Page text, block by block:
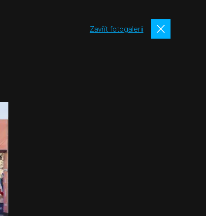
Zavřít fotogalerii